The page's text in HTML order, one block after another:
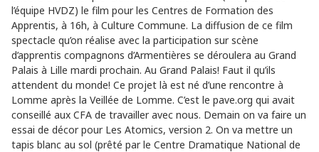
l’équipe HVDZ) le film pour les Centres de Formation des
Apprentis, à 16h, à Culture Commune. La diffusion de ce film
spectacle qu’on réalise avec la participation sur scène
d’apprentis compagnons d’Armentières se déroulera au Grand
Palais à Lille mardi prochain. Au Grand Palais! Faut il qu’ils
attendent du monde! Ce projet là est né d’une rencontre à
Lomme après la Veillée de Lomme. C’est le pave.org qui avait
conseillé aux CFA de travailler avec nous. Demain on va faire un
essai de décor pour Les Atomics, version 2. On va mettre un
tapis blanc au sol (prêté par le Centre Dramatique National de